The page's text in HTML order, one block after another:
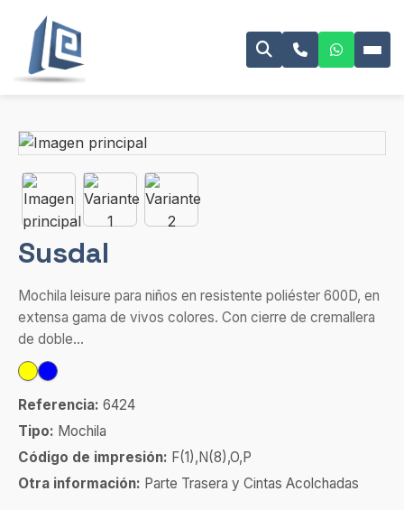
Susdal
Mochila leisure para niños en resistente poliéster 600D, en
extensa gama de vivos colores. Con cierre de cremallera
de doble...
Referencia: 6424
Tipo: Mochila
Código de impresión: F(1),N(8),O,P
Otra información: Parte Trasera y Cintas Acolchadas